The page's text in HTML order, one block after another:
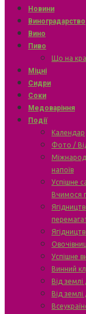
Новини
Виноградарство
Вино
Пиво
Що на
Міцні
Сидри
Соки
Медоваріння
Події
Календар
Фото /
напоїв
Успішне
Вчимося
Успішне
Винний
Від
Від землі